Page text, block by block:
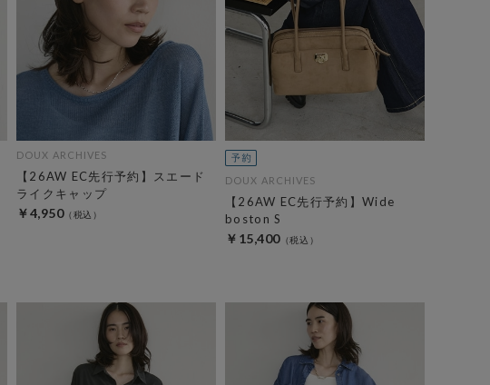
DOUX ARCHIVES
【26AW EC先行予約】スエード
ライクキャップ
￥4,950
DOUX ARCHIVES
【26AW EC先行予約】Wide
boston S
￥15,400